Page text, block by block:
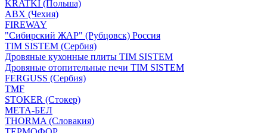
KRATKI (Польша)
ABX (Чехия)
FIREWAY
"Сибирский ЖАР" (Рубцовск) Россия
TIM SISTEM (Сербия)
Дровяные кухонные плиты TIM SISTEM
Дровяные отопительные печи TIM SISTEM
FERGUSS (Сербия)
TMF
STOKER (Стокер)
МЕТА-БЕЛ
THORMA (Словакия)